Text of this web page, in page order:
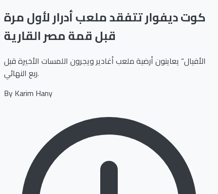
كوت ديفوار تتفقد ملعب أدرار لأول مرة
قبل قمة مصر القارية
الأفيال” يعاينون أرضية ملعب أغادير ويجرون اللمسات الأخيرة قبل
ربع النهائي.
ByKarim Hany